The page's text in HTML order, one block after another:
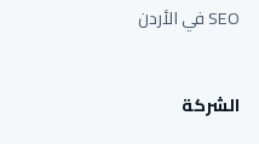
SEO في الأردن
الشركة